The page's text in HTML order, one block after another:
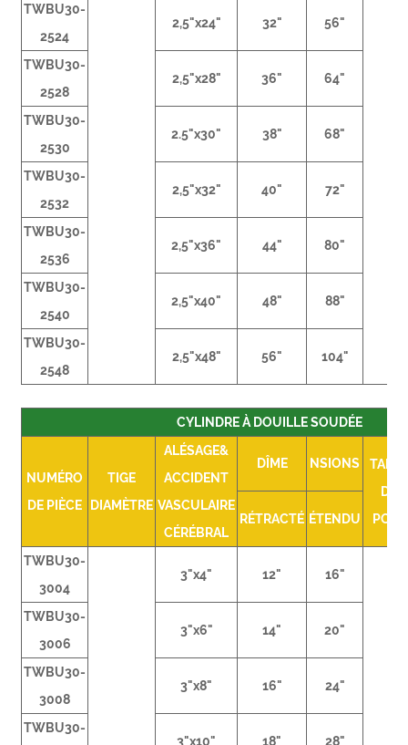
TWBU30-
2524
2,5"x24" 32" 56"
TWBU30-
2528
2,5"x28" 36" 64"
TWBU30-
2530
2.5"x30" 38" 68"
TWBU30-
2532
2,5"x32" 40" 72"
TWBU30-
2536
2,5"x36" 44" 80"
TWBU30-
2540
2,5"x40" 48" 88"
TWBU30-
2548
2,5"x48" 56" 104"
CYLINDRE À DOUILLE SOUDÉE
NUMÉRO
DE PIÈCE
TIGE
DIAMÈTRE
ALÉSAGE&
ACCIDENT
VASCULAIRE
CÉRÉBRAL
DÎME NSIONS
DU
PORT
RÉTRACTÉ ÉTENDU
TWBU30-
3004
3"x4" 12" 16"
TWBU30-
3006
3"x6" 14" 20"
TWBU30-
3008
3"x8" 16" 24"
TWBU30-
3"x10"
18" 28"